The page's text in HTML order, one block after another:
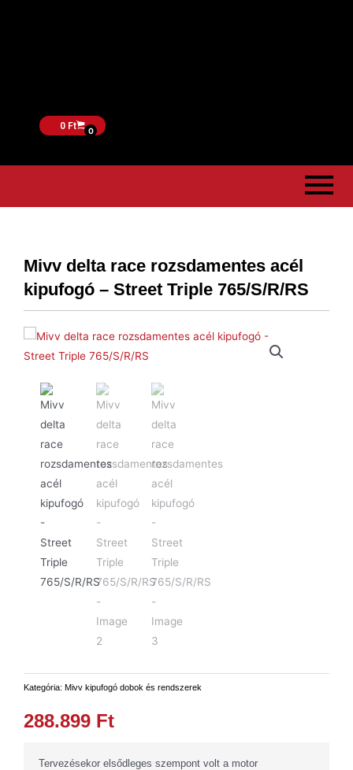
0 Ft 0
Mivv delta race rozsdamentes acél
kipufogó – Street Triple 765/S/R/RS
Kategória: Mivv kipufogó dobok és rendszerek
288.899 Ft
Tervezésekor elsődleges szempont volt a motor